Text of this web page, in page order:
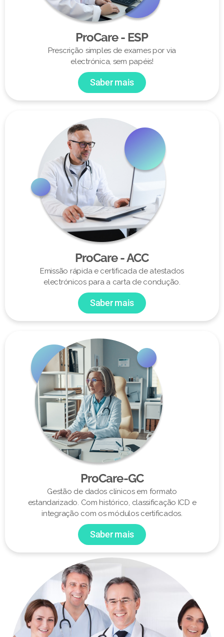
ProCare - ESP
Prescrição simples de exames por via
electrónica, sem papéis!
Saber mais
ProCare - ACC
Emissão rápida e certificada de atestados
electrónicos para a carta de condução.
Saber mais
ProCare-GC
Gestão de dados clínicos em formato
estandarizado. Com histórico, classificação ICD e
integração com os módulos certificados.
Saber mais